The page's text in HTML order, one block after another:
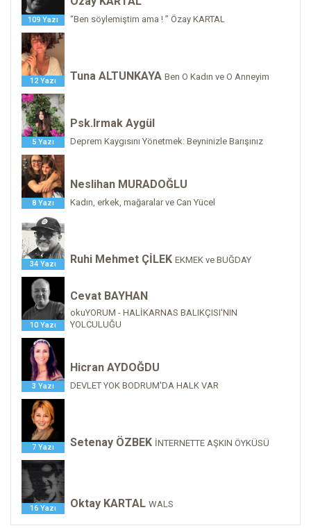
109 Yazı “Ben söylemiştim ama ! ” Özay KARTAL
12 Yazı Tuna ALTUNKAYA Ben O Kadın ve O Anneyim
5 Yazı
Psk.Irmak Aygül
Deprem Kaygısını Yönetmek: Beyninizle Barışınız
8 Yazı
Neslihan MURADOĞLU
Kadın, erkek, mağaralar ve Can Yücel
34 Yazı Ruhi Mehmet ÇİLEK EKMEK ve BUĞDAY
10 Yazı
Cevat BAYHAN
okuYORUM - HALİKARNAS BALIKÇISI'NIN
YOLCULUĞU
3 Yazı
Hicran AYDOĞDU
DEVLET YOK BODRUM'DA HALK VAR
7 Yazı Setenay ÖZBEK İNTERNETTE AŞKIN ÖYKÜSÜ
16 Yazı Oktay KARTAL WALS